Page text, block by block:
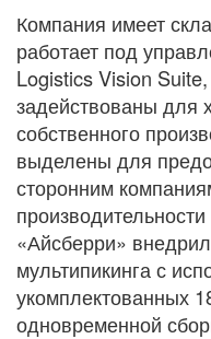
Компания имеет
работает под
Logistics Vision
задействованы для
собственного
выделены для
сторонним
«Айсберри»
мультипикинга с
укомплектованных
одновременной